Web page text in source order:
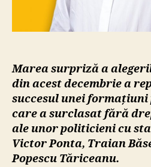
Marea surpriză a
din acest decembrie a
succesul unei formațiuni
care a surclasat fără
ale unor politicieni cu
Victor Ponta, Traian
Popescu Tăriceanu.